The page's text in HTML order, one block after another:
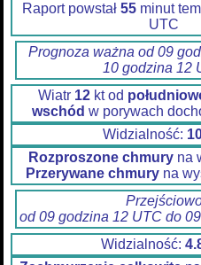
Raport powstał 55 minut
UTC
Prognoza ważna od 09
10 godzina 12
Wiatr 12kt od
wschód w porywach
Widzialność:
Rozproszone chmuryna
Przerywane chmury na
od 09 godzina 12 UTC do
Widzialność: